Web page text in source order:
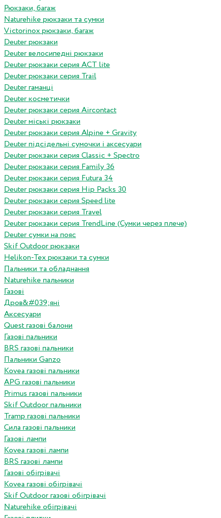
Рюкзаки, багаж
Naturehike рюкзаки та сумки
Victorinox рюкзаки, багаж
Deuter рюкзаки
Deuter велосипедні рюкзаки
Deuter рюкзаки серия ACT lite
Deuter рюкзаки серия Trail
Deuter гаманці
Deuter косметички
Deuter рюкзаки серия Aircontact
Deuter міські рюкзаки
Deuter рюкзаки серия Alpine + Gravity
Deuter підсідельні сумочки і аксесуари
Deuter рюкзаки серия Classic + Spectro
Deuter рюкзаки серия Family 36
Deuter рюкзаки серия Futura 34
Deuter рюкзаки серия Hip Packs 30
Deuter рюкзаки серия Speed lite
Deuter рюкзаки серия Travel
Deuter рюкзаки серия TrendLine (Сумки через плече)
Deuter сумки на пояс
Skif Outdoor рюкзаки
Helikon-Tex рюкзаки та сумки
Пальники та обладнання
Naturehike пальники
Газові
Дров&#039;яні
Аксесуари
Quest газові балони
Газові пальники
BRS газові пальники
Пальники Ganzo
Kovea газові пальники
APG газові пальники
Primus газові пальники
Skif Outdoor пальники
Tramp газові пальники
Сила газові пальники
Газові лампи
Kovea газові лампи
BRS газові лампи
Газові обігрівачі
Kovea газові обігрівачі
Skif Outdoor газові обігрівачі
Naturehike обігрівачі